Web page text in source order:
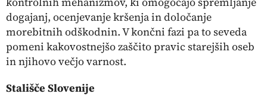
dogajanj, ocenjevanje kršenja in določanje
morebitnih odškodnin. V končni fazi pa to seveda
pomeni kakovostnejšo zaščito pravic starejših oseb
in njihovo večjo varnost.
Stališče Slovenije